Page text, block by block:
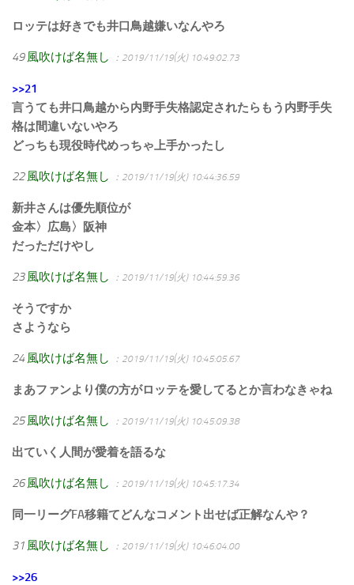
ロッテは好きでも井口鳥越嫌いなんやろ
49 風吹けば名無し ：2019/11/19(火) 10:49:02.73
>>21
言うても井口鳥越から内野手失格認定されたらもう内野手失
格は間違いないやろ
どっちも現役時代めっちゃ上手かったし
22 風吹けば名無し ：2019/11/19(火) 10:44:36.59
新井さんは優先順位が
金本〉広島〉阪神
だっただけやし
23 風吹けば名無し ：2019/11/19(火) 10:44:59.36
そうですか
さようなら
24 風吹けば名無し ：2019/11/19(火) 10:45:05.67
まあファンより僕の方がロッテを愛してるとか言わなきゃね
25 風吹けば名無し ：2019/11/19(火) 10:45:09.38
出ていく人間が愛着を語るな
26 風吹けば名無し ：2019/11/19(火) 10:45:17.34
同一リーグFA移籍てどんなコメント出せば正解なんや？
31 風吹けば名無し ：2019/11/19(火) 10:46:04.00
>>26